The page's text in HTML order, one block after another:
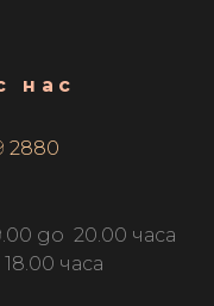
нас
2880
до 20.00 часа
часа